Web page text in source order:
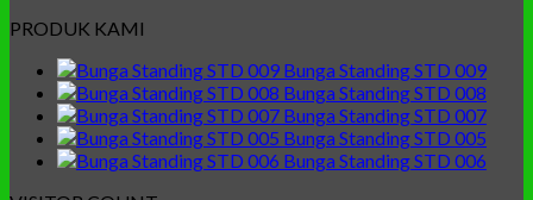
PRODUK KAMI
Bunga Standing STD 009
Bunga Standing STD 008
Bunga Standing STD 007
Bunga Standing STD 005
Bunga Standing STD 006